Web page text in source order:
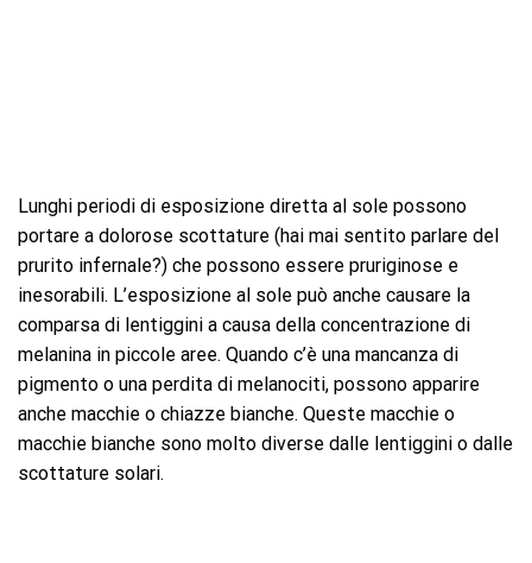
Lunghi periodi di esposizione diretta al sole possono
portare a dolorose scottature (hai mai sentito parlare del
prurito infernale?) che possono essere pruriginose e
inesorabili. L’esposizione al sole può anche causare la
comparsa di lentiggini a causa della concentrazione di
melanina in piccole aree. Quando c’è una mancanza di
pigmento o una perdita di melanociti, possono apparire
anche macchie o chiazze bianche. Queste macchie o
macchie bianche sono molto diverse dalle lentiggini o dalle
scottature solari.